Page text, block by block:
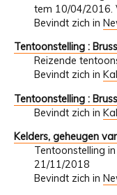
tem 10/04/2016.
Bevindt zich in
Tentoonstelling :
Reizende
Bevindt zich in
Tentoonstelling :
Bevindt zich in
Kelders, geheugen
Tentoonstelling
21/11/2018
Bevindt zich in